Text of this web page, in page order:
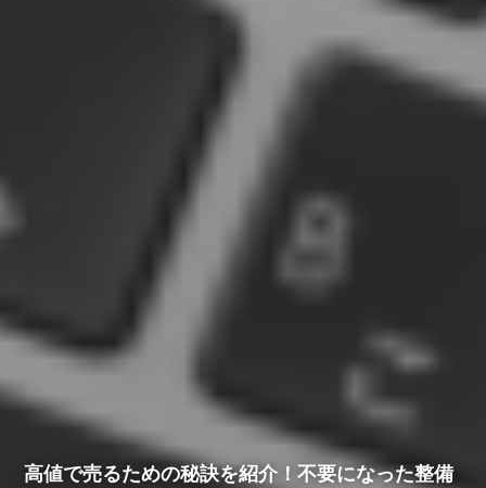
高値で売るための秘訣を紹介！不要になった整備